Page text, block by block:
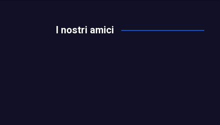
I nostri amici